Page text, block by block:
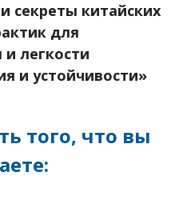
секреты китайских
для
легкости
и устойчивости»
того, что вы